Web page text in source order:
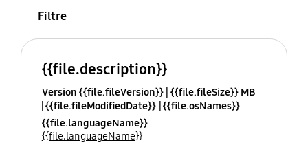
Filtre
{{file.description}}
Version {{file.fileVersion}} {{file.fileSize}} MB
{{file.fileModifiedDate}} {{file.osNames}}
{{file.languageName}}
{{file.languageName}}